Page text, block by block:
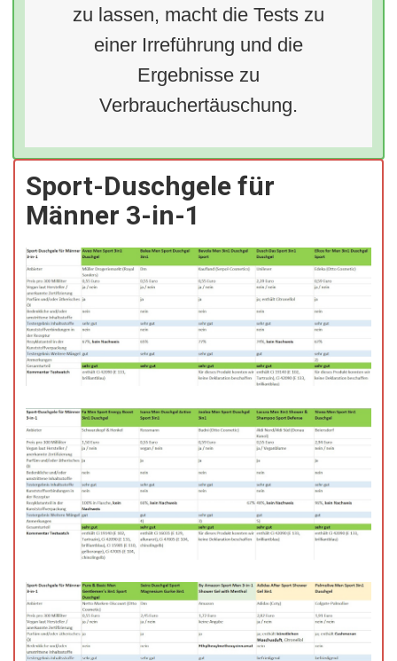
zu lassen, macht die Tests zu
einer Irreführung und die
Ergebnisse zu
Verbrauchertäuschung.
Sport-Duschgele für
Männer 3-in-1